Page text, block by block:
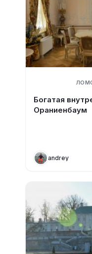
Богатая
Ораниенбаум
andrey